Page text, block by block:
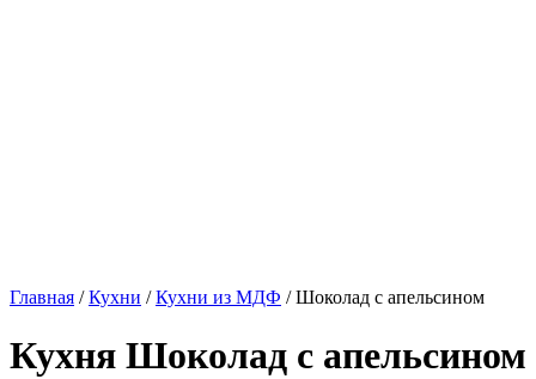
Главная /Кухни /Кухни из МДФ / Шоколад с апельсином
Кухня Шоколад с апельсином